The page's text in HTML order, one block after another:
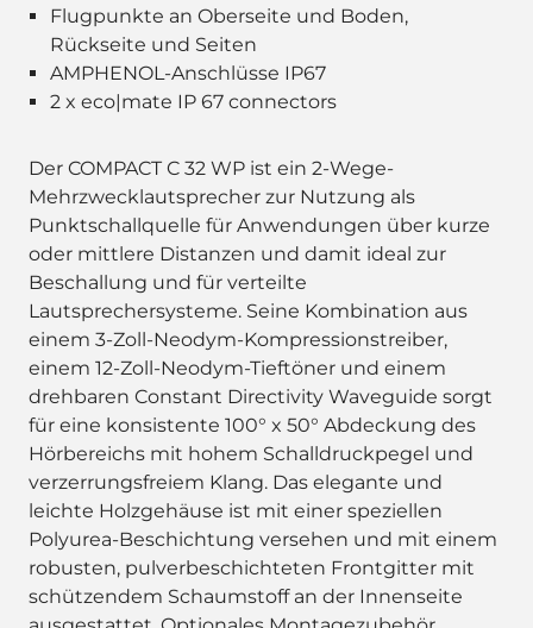
Flugpunkte an Oberseite und Boden,
Rückseite und Seiten
AMPHENOL-Anschlüsse IP67
2 x eco|mate IP 67 connectors
Der COMPACT C 32 WP ist ein 2-Wege-
Mehrzwecklautsprecher zur Nutzung als
Punktschallquelle für Anwendungen über kurze
oder mittlere Distanzen und damit ideal zur
Beschallung und für verteilte
Lautsprechersysteme. Seine Kombination aus
einem 3-Zoll-Neodym-Kompressionstreiber,
einem 12-Zoll-Neodym-Tieftöner und einem
drehbaren Constant Directivity Waveguide sorgt
für eine konsistente 100° x 50° Abdeckung des
Hörbereichs mit hohem Schalldruckpegel und
verzerrungsfreiem Klang. Das elegante und
leichte Holzgehäuse ist mit einer speziellen
Polyurea-Beschichtung versehen und mit einem
robusten, pulverbeschichteten Frontgitter mit
schützendem Schaumstoff an der Innenseite